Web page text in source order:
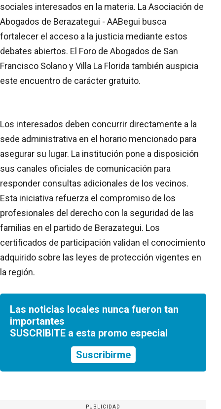
sociales interesados en la materia. La Asociación de
Abogados de Berazategui - AABegui busca
fortalecer el acceso a la justicia mediante estos
debates abiertos. El Foro de Abogados de San
Francisco Solano y Villa La Florida también auspicia
este encuentro de carácter gratuito.
Los interesados deben concurrir directamente a la
sede administrativa en el horario mencionado para
asegurar su lugar. La institución pone a disposición
sus canales oficiales de comunicación para
responder consultas adicionales de los vecinos.
Esta iniciativa refuerza el compromiso de los
profesionales del derecho con la seguridad de las
familias en el partido de Berazategui. Los
certificados de participación validan el conocimiento
adquirido sobre las leyes de protección vigentes en
la región.
Las noticias locales nunca fueron tan
importantes
SUSCRIBITE a esta promo especial
Suscribirme
PUBLICIDAD